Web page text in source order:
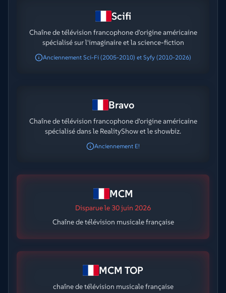
Scifi
Chaîne de télévision francophone d'origine américaine
spécialisé sur l'imaginaire et la science-fiction
Anciennement Sci-Fi (2005-2010) et Syfy (2010-2026)
Bravo
Chaîne de télévision francophone d'origine américaine
spécialisé dans le RealityShow et le showbiz.
Anciennement E!
MCM
Disparuele 30 juin 2026
Chaîne de télévision musicale française
MCM TOP
chaîne de télévision musicale française